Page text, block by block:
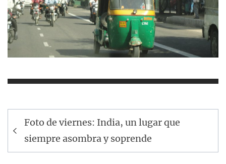
Navegación
de
entradas
Foto de viernes: India, un lugar que
siempre asombra y soprende